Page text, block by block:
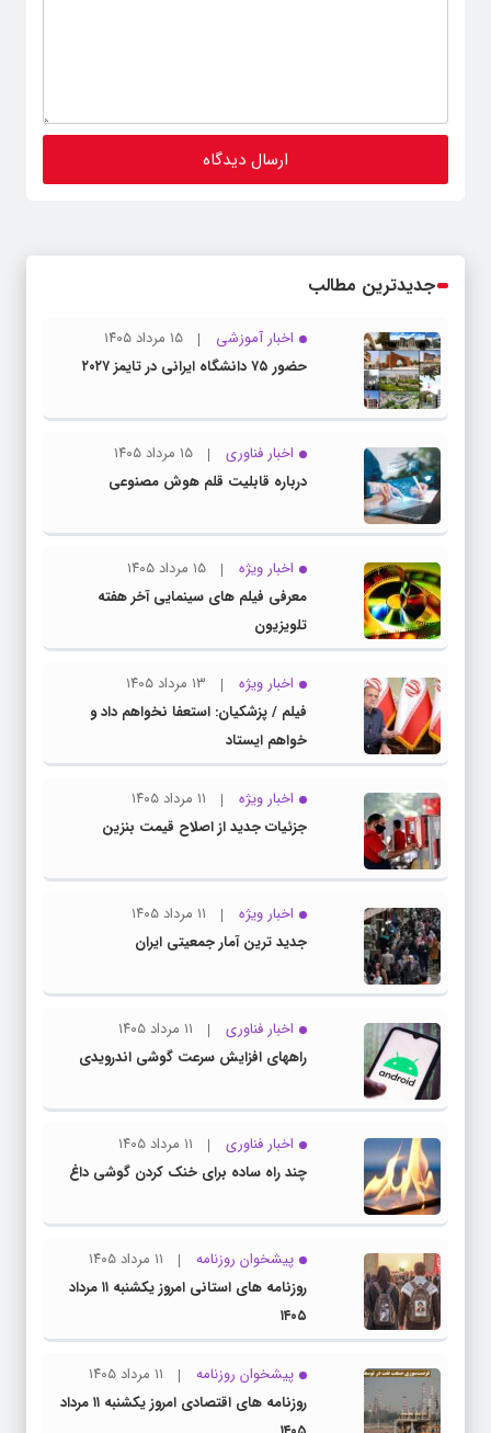
جدیدترین مطالب
اخبار آموزشی
۱۵ مرداد ۱۴۰۵
حضور ۷۵ دانشگاه ایرانی در تایمز ۲۰۲۷
اخبار فناوری
۱۵ مرداد ۱۴۰۵
درباره قابلیت قلم هوش مصنوعی
اخبار ویژه
۱۵ مرداد ۱۴۰۵
معرفی فیلم های سینمایی آخر هفته
تلویزیون
اخبار ویژه
۱۳ مرداد ۱۴۰۵
فیلم / پزشکیان: استعفا نخواهم داد و
خواهم ایستاد
اخبار ویژه
۱۱ مرداد ۱۴۰۵
جزئیات جدید از اصلاح قیمت بنزین
اخبار ویژه
۱۱ مرداد ۱۴۰۵
جدید ترین آمار جمعیتی ایران
اخبار فناوری
۱۱ مرداد ۱۴۰۵
راههای افزایش سرعت گوشی اندرویدی
اخبار فناوری
۱۱ مرداد ۱۴۰۵
چند راه‌ ساده برای خنک کردن گوشی داغ
پیشخوان روزنامه
۱۱ مرداد ۱۴۰۵
روزنامه های استانی امروز یکشنبه ۱۱ مرداد
۱۴۰۵
پیشخوان روزنامه
۱۱ مرداد ۱۴۰۵
روزنامه های اقتصادی امروز یکشنبه ۱۱ مرداد